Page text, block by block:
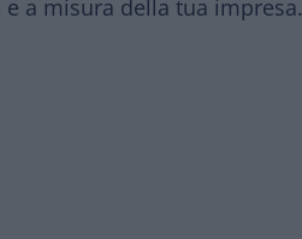
a misura della tua impresa.